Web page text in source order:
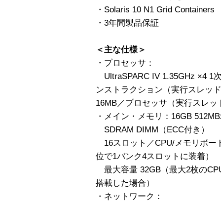
・Solaris 10 N1 Grid Containers
・3年間製品保証
＜主な仕様＞
・プロセッサ：
UltraSPARC IV 1.35GHz ×4 1
ンストラクション（実行スレッ
16MB／プロセッサ（実行スレッ
・メイン・メモリ：16GB
SDRAM DIMM（ECC付き）
16スロット／CPU/メモリボー
位で1バンク4スロットに装着）
最大容量 32GB（最大2枚の
搭載した場合）
・ネットワーク：